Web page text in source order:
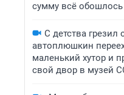
сумму всё обошлось
С детства грезил
автоплюшкин
маленький хутор и
свой двор в музей